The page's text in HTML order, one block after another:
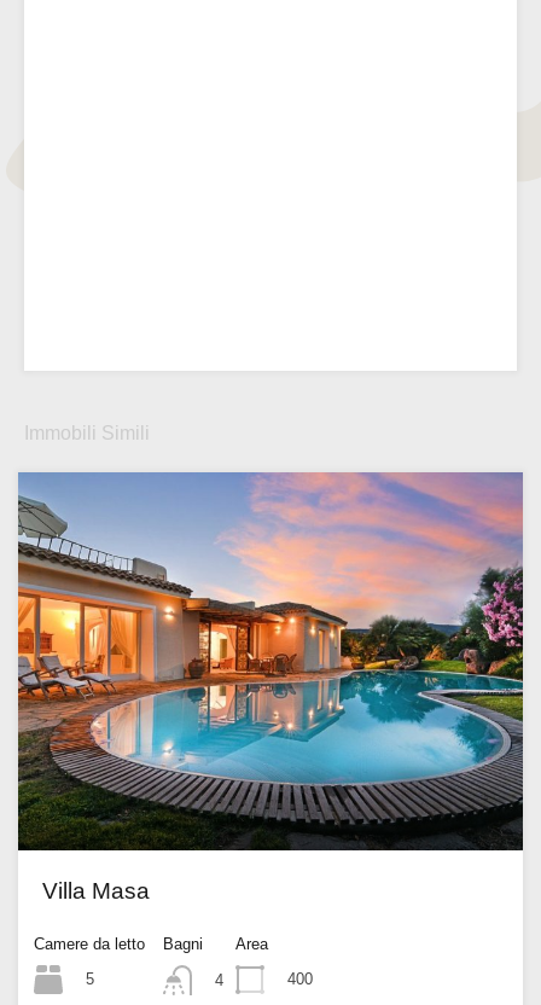
Immobili Simili
Villa Masa
Camere da letto
5
Bagni
4
Area
400